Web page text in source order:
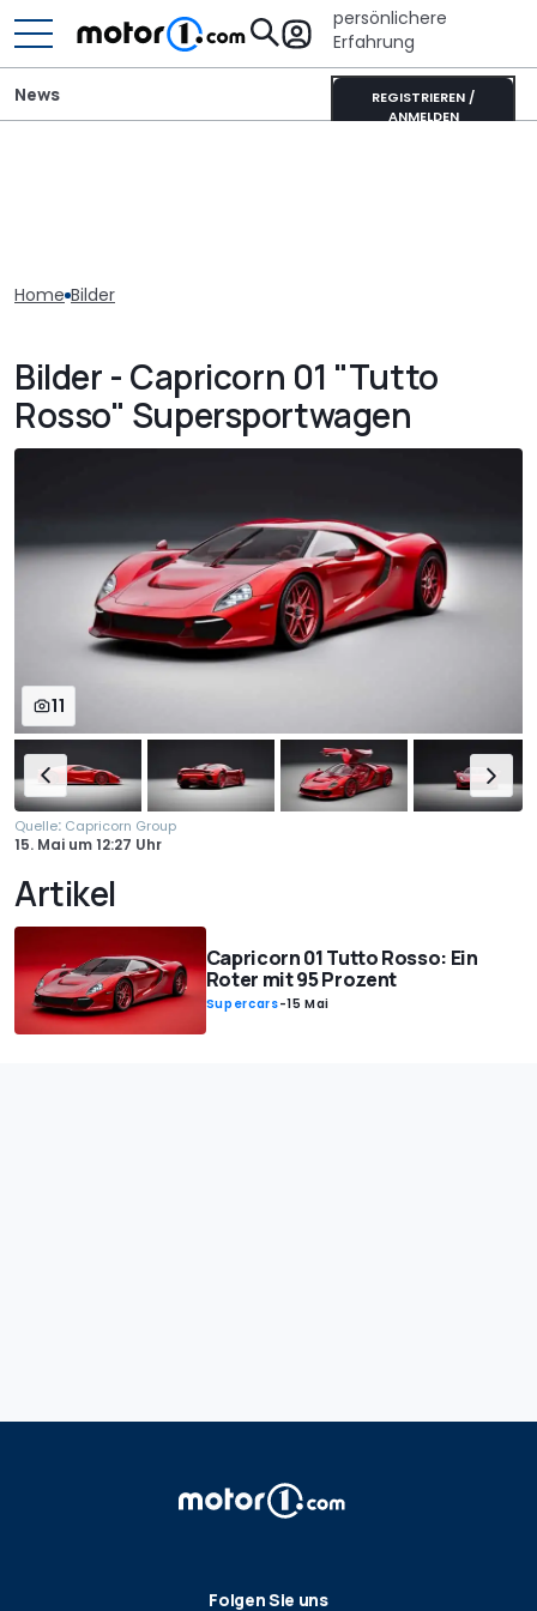
persönlichere
Erfahrung
REGISTRIEREN /
ANMELDEN
News
Home Bilder
Bilder - Capricorn 01 "Tutto
Rosso" Supersportwagen
11
Quelle: Capricorn Group
15. Mai um12:27 Uhr
Artikel
Capricorn 01 Tutto Rosso: Ein
Roter mit 95 Prozent
Supercars-15 Mai
Folgen Sie uns